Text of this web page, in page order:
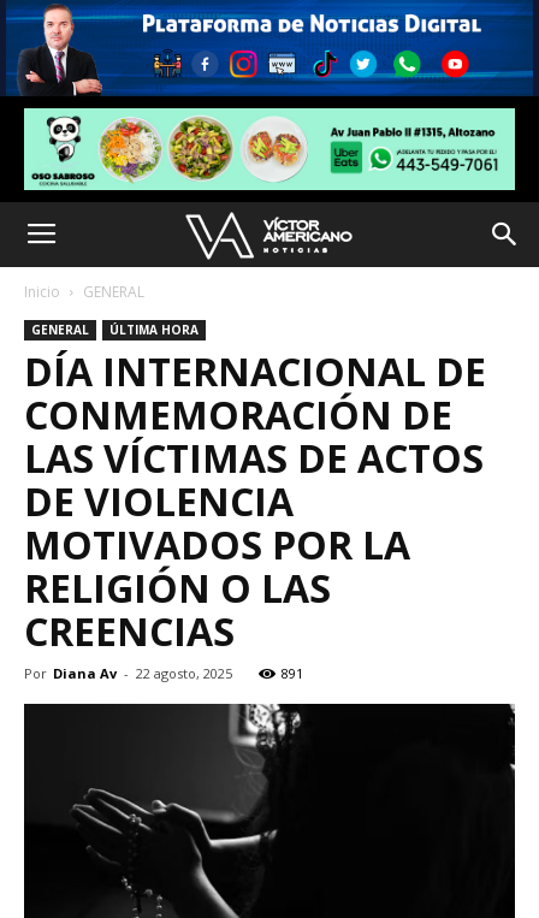
Inicio GENERAL
GENERAL ÚLTIMA HORA
DÍA INTERNACIONAL DE
CONMEMORACIÓN DE
LAS VÍCTIMAS DE ACTOS
DE VIOLENCIA
MOTIVADOS POR LA
RELIGIÓN O LAS
CREENCIAS
Por Diana Av - 22 agosto, 2025 891